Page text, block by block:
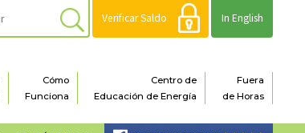
In English
Verificar Saldo
Fuera
de Horas
Centro de
Educación de Energía
Cómo
Funciona